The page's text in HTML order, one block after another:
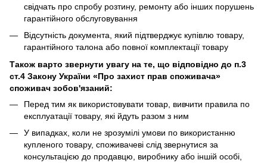
свідчать про спробу розтину, ремонту або інших порушень
гарантійного обслуговування
Відсутність документа, який підтверджує купівлю товару,
гарантійного талона або повної комплектації товару
Також варто звернути увагу на те, що відповідно до п.3
ст.4 Закону України «Про захист прав споживача»
споживач зобов'язаний:
Перед тим як використовувати товар, вивчити правила по
експлуатації товару, які йдуть разом з ним
У випадках, коли не зрозумілі умови по використанню
купленого товару, споживачеві слід звернутися за
консультацією до продавцю, виробнику або іншій особі,